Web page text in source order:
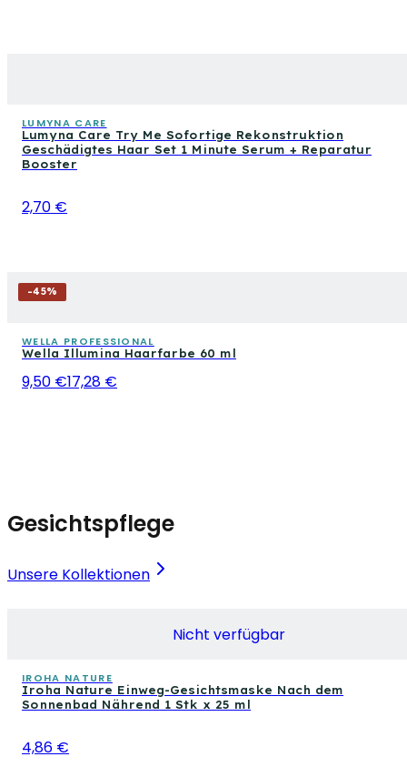
LUMYNA CARE
Lumyna Care Try Me Sofortige Rekonstruktion
Geschädigtes Haar Set 1 Minute Serum + Reparatur
Booster
2,70 €
-45%
WELLA PROFESSIONAL
Wella Illumina Haarfarbe 60 ml
9,50 €17,28 €
Gesichtspflege
Unsere Kollektionen
Nicht verfügbar
IROHA NATURE
Iroha Nature Einweg-Gesichtsmaske Nach dem
Sonnenbad Nährend 1 Stk x 25 ml
4,86 €